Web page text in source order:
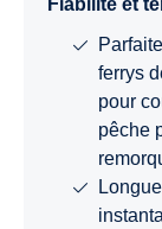
Fiabilité et
ferrys
pour
pêche